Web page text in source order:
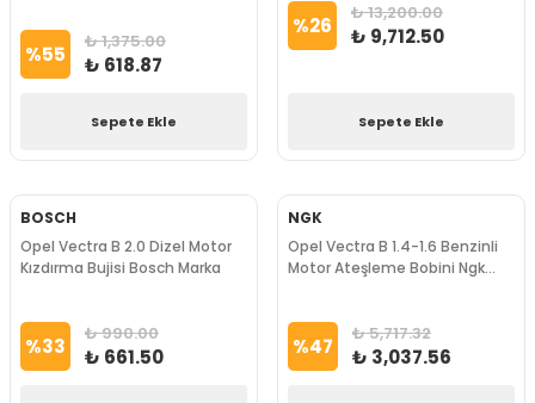
%55 ₺ 1,375.00
₺ 618.87
Sepete Ekle
%26 ₺ 13,200.00
₺ 9,712.50
Sepete Ekle
BOSCH
Opel Vectra B 2.0 Dizel Motor
Kızdırma Bujisi Bosch Marka
%33 ₺ 990.00
₺ 661.50
NGK
Opel Vectra B 1.4-1.6 Benzinli
Motor Ateşleme Bobini Ngk
%47 ₺ 5,717.32
₺ 3,037.56